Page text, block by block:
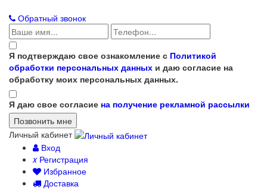
Обратный звонок
Я подтверждаю свое ознакомление с Политикой
обработки персональных данных и даю согласие на
обработку моих персональных данных.
Я даю свое согласие на получение рекламной рассылки
Личный кабинет
Вход
xРегистрация
Избранное
Доставка